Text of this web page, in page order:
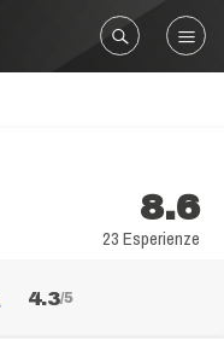
8.6
23 Esperienze
4.3/5